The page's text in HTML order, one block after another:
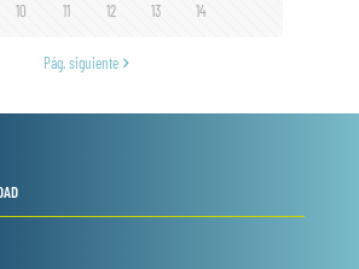
10 11 12 13 14
Pág. siguiente